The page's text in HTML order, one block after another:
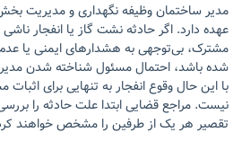
مدیر ساختمان وظیفه نگهداری و مدیریت
عهده دارد. اگر حادثه نشت گاز یا انفجار
مشترک، بی‌توجهی به هشدارهای ایمنی یا
شده باشد، احتمال مسئول شناخته شدن
با این حال وقوع انفجار به تنهایی برای
نیست. مراجع قضایی ابتدا علت حادثه را
تقصیر هر یک از طرفین را مشخص خواهند